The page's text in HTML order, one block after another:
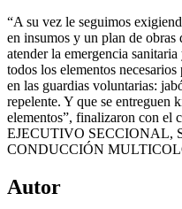
“A su vez le seguimos
en insumos y un plan de obras
atender la emergencia
todos los elementos
en las guardias voluntarias:
repelente. Y que se entreguen
elementos”, finalizaron con el
EJECUTIVO SECCIONAL,
CONDUCCIÓN
Autor